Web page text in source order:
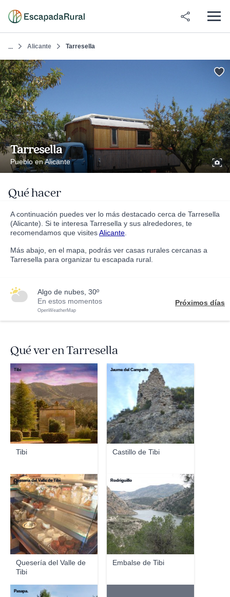
... Alicante Tarresella
Tarresella
Pueblo en Alicante
Qué hacer
A continuación puedes ver lo más destacado cerca de Tarresella
(Alicante). Si te interesa Tarresella y sus alrededores, te
recomendamos que visitesAlicante
Más abajo, en el mapa, podrás ver casas rurales cercanas a
Tarresella para organizar tu escapada rural.
algo de nubes, 30º
En estos momentos
OpenWeatherMap
Próximos días
Qué ver en Tarresella
Tibi
Tibi
Castillo de Tibi
Jaume del Campello
Quesería del Valle de
Tibi
Quesería del Valle de Tibi
Embalse de Tibi
Rodriguillo
Pasapa.